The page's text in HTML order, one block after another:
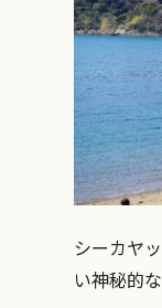
シーカヤ
い神秘的